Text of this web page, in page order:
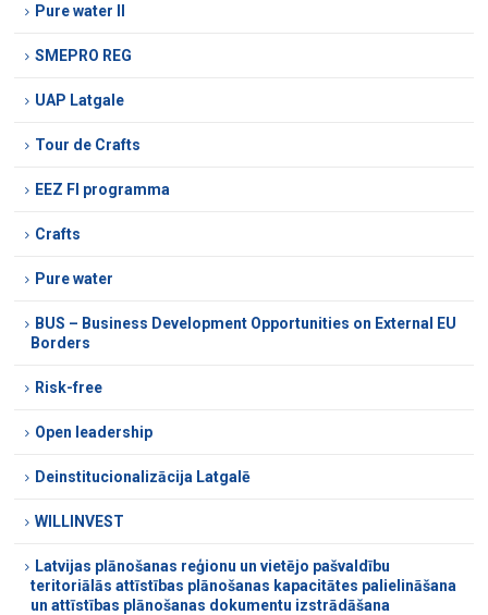
Pure water II
SMEPRO REG
UAP Latgale
Tour de Crafts
EEZ FI programma
Crafts
Pure water
BUS – Business Development Opportunities on External EU
Borders
Risk-free
Open leadership
Deinstitucionalizācija Latgalē
WILLINVEST
Latvijas plānošanas reģionu un vietējo pašvaldību
teritoriālās attīstības plānošanas kapacitātes palielināšana
un attīstības plānošanas dokumentu izstrādāšana